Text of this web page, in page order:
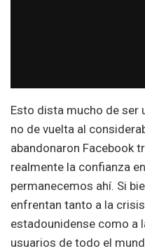
Esto dista mucho de ser
no de vuelta al
abandonaron Facebook
realmente la confianza
permanecemos ahí. Si
enfrentan tanto a la
estadounidense como a
usuarios de todo el